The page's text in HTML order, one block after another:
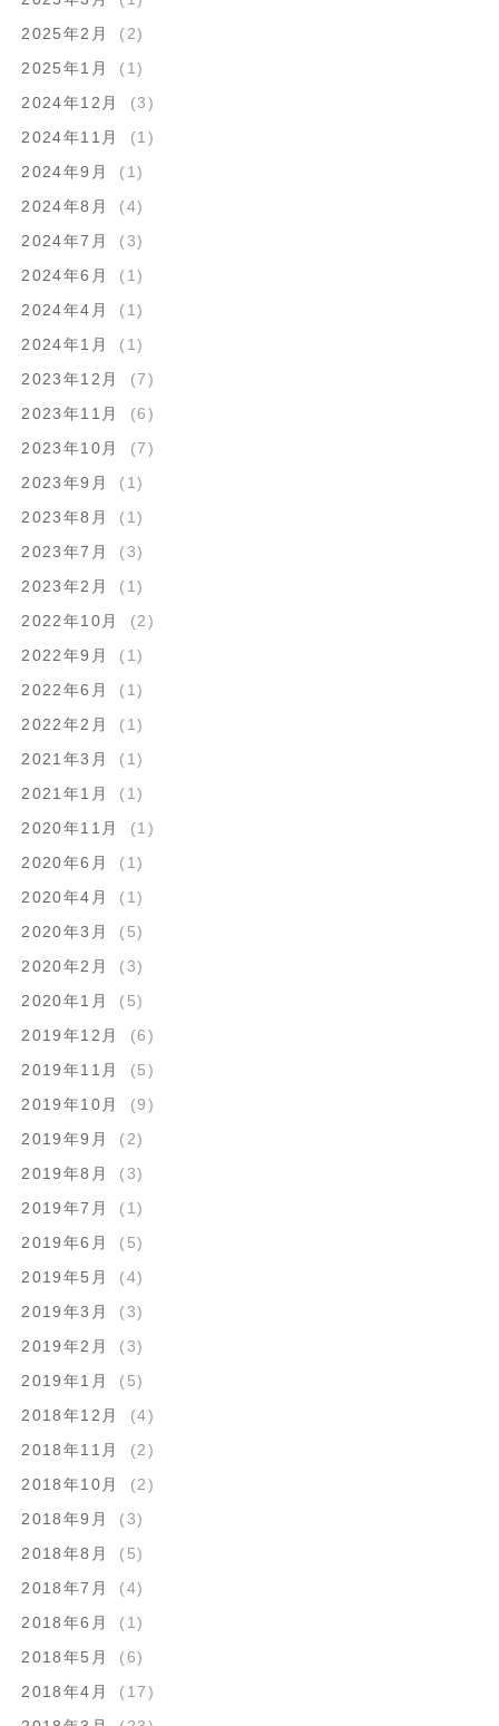
2025年2月
(2)
2025年1月
(1)
2024年12月
(3)
2024年11月
(1)
2024年9月
(1)
2024年8月
(4)
2024年7月
(3)
2024年6月
(1)
2024年4月
(1)
2024年1月
(1)
2023年12月
(7)
2023年11月
(6)
2023年10月
(7)
2023年9月
(1)
2023年8月
(1)
2023年7月
(3)
2023年2月
(1)
2022年10月
(2)
2022年9月
(1)
2022年6月
(1)
2022年2月
(1)
2021年3月
(1)
2021年1月
(1)
2020年11月
(1)
2020年6月
(1)
2020年4月
(1)
2020年3月
(5)
2020年2月
(3)
2020年1月
(5)
2019年12月
(6)
2019年11月
(5)
2019年10月
(9)
2019年9月
(2)
2019年8月
(3)
2019年7月
(1)
2019年6月
(5)
2019年5月
(4)
2019年3月
(3)
2019年2月
(3)
2019年1月
(5)
2018年12月
(4)
2018年11月
(2)
2018年10月
(2)
2018年9月
(3)
2018年8月
(5)
2018年7月
(4)
2018年6月
(1)
2018年5月
(6)
2018年4月
(17)